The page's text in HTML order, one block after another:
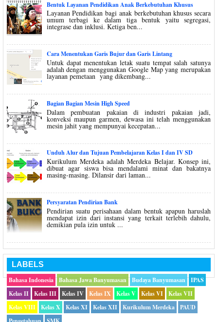
Bentuk Layanan Pendidikan Anak Berkebutuhan Khusus
Layanan Pendidikan bagi anak berkebutuhan khusus secara
umum terbagi ke dalam tiga bentuk yaitu segregasi,
integrase dan inklusi. Ketiga ben...
Cara Menentukan Garis Bujur dan Garis Lintang
Untuk dapat menentukan letak suatu tempat salah satunya
adalah dengan menggunakan Google Map yang merupakan
layanan pemetaan yang dikembang...
Bagian Bagian Mesin High Speed
Dalam pembuatan pakaian di industri pakaian jadi,
konveksi maupun garmen, dewasa ini telah menggunakan
mesin jahit yang mempunyai kecepatan...
Unduh Alur dan Tujuan Pembelajaran Kelas I dan IV SD
Kurikulum Merdeka adalah Merdeka Belajar. Konsep ini,
dibuat agar siswa bisa mendalami minat dan bakatnya
masing-masing. Dilansir dari laman...
Persyaratan Pendirian Bank
Pendirian suatu perisahaan dalam bentuk apapun haruslah
mendapat izin dari instansi yang terkait terlebih dahulu,
demikian pula izin untuk ...
LABELS
Bahasa Indonesia
Bahasa Jawa Banyumasan Budaya Banyumasan
IPAS
Kelas II
Kelas III Kelas IV Kelas IX Kelas V Kelas VI
Kelas VII
Kelas VIII
Kelas X Kelas XI Kelas XII Kurikulum Merdeka
PAUD